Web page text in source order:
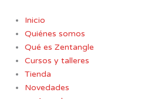
contenido
Inicio
Quiénes somos
Qué es Zentangle
Cursos y talleres
Tienda
Novedades